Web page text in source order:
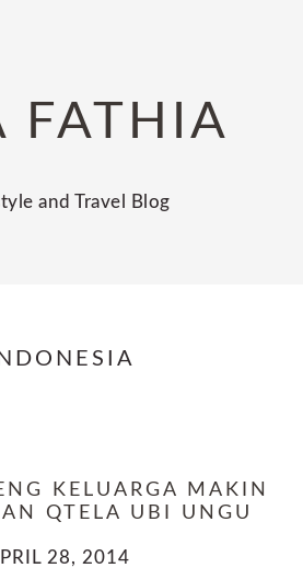
FATHIA
and Travel Blog
KELUARGA MAKIN
QTELA UBI UNGU
28, 2014